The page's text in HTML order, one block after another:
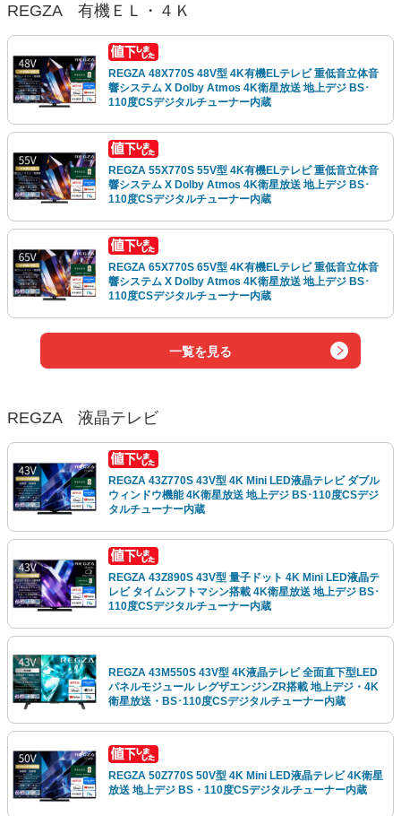
REGZA 有機ＥＬ・４Ｋ
REGZA 48X770S 48V型 4K有機ELテレビ 重低音立体音
響システム X Dolby Atmos 4K衛星放送 地上デジ BS･
110度CSデジタルチューナー内蔵
REGZA 55X770S 55V型 4K有機ELテレビ 重低音立体音
響システム X Dolby Atmos 4K衛星放送 地上デジ BS･
110度CSデジタルチューナー内蔵
REGZA 65X770S 65V型 4K有機ELテレビ 重低音立体音
響システム X Dolby Atmos 4K衛星放送 地上デジ BS･
110度CSデジタルチューナー内蔵
一覧を見る
REGZA 液晶テレビ
REGZA 43Z770S 43V型 4K Mini LED液晶テレビ ダブル
ウィンドウ機能 4K衛星放送 地上デジ BS･110度CSデジ
タルチューナー内蔵
REGZA 43Z890S 43V型 量子ドット 4K Mini LED液晶テ
レビ タイムシフトマシン搭載 4K衛星放送 地上デジ BS･
110度CSデジタルチューナー内蔵
REGZA 43M550S 43V型 4K液晶テレビ 全面直下型LED
パネルモジュール レグザエンジンZR搭載 地上デジ・4K
衛星放送・BS･110度CSデジタルチューナー内蔵
REGZA 50Z770S 50V型 4K Mini LED液晶テレビ 4K衛星
放送 地上デジ BS・110度CSデジタルチューナー内蔵